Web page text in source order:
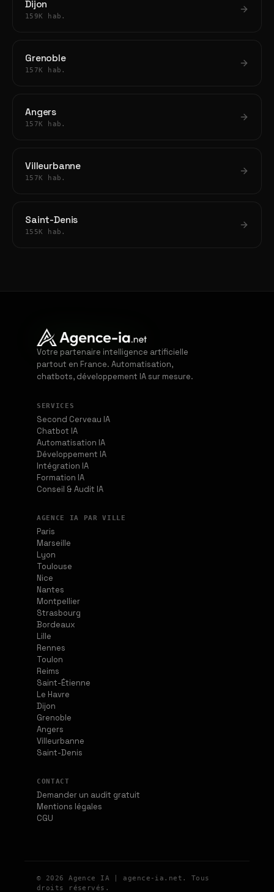
Dijon
159K hab.
Grenoble
157K hab.
Angers
157K hab.
Villeurbanne
157K hab.
Saint-Denis
155K hab.
Votre partenaire intelligence artificielle
partout en France. Automatisation,
chatbots, développement IA sur mesure.
SERVICES
Second Cerveau IA
Chatbot IA
Automatisation IA
Développement IA
Intégration IA
Formation IA
Conseil & Audit IA
AGENCE IA PAR VILLE
Paris
Marseille
Lyon
Toulouse
Nice
Nantes
Montpellier
Strasbourg
Bordeaux
Lille
Rennes
Toulon
Reims
Saint-Étienne
Le Havre
Dijon
Grenoble
Angers
Villeurbanne
Saint-Denis
CONTACT
Demander un audit gratuit
Mentions légales
CGU
© 2026 Agence IA | agence-ia.net. Tous
droits réservés.